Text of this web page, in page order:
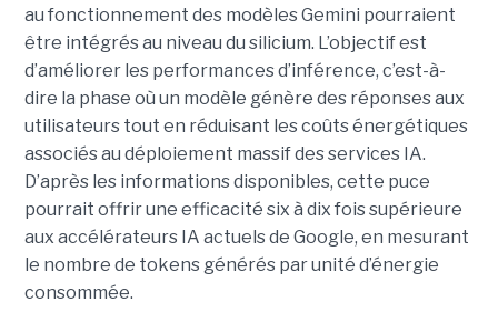
au fonctionnement des modèles Gemini pourraient
être intégrés au niveau du silicium. L’objectif est
d’améliorer les performances d’inférence, c’est-à-
dire la phase où un modèle génère des réponses aux
utilisateurs tout en réduisant les coûts énergétiques
associés au déploiement massif des services IA.
D’après les informations disponibles, cette puce
pourrait offrir une efficacité six à dix fois supérieure
aux accélérateurs IA actuels de Google, en mesurant
le nombre de tokens générés par unité d’énergie
consommée.